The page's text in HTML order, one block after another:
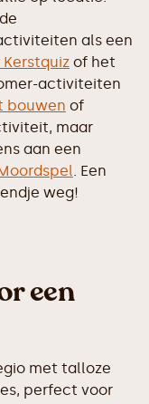
als een
of het
activiteiten
bouwen of
maar
aan een
. Een
weg!
een
met talloze
perfect voor